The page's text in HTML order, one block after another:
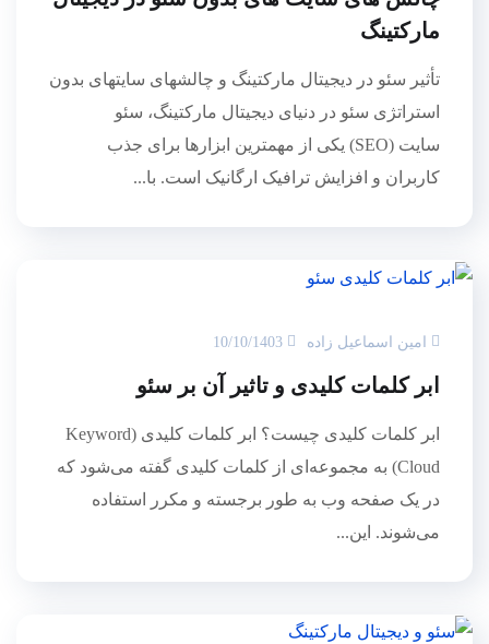
مارکتینگ
تأثیر سئو در دیجیتال مارکتینگ و چالشهای سایتهای بدون
استراتژی سئو در دنیای دیجیتال مارکتینگ، سئو
سایت (SEO) یکی از مهمترین ابزارها برای جذب
کاربران و افزایش ترافیک ارگانیک است. با...
امین اسماعیل زاده 10/10/1403
ابر کلمات کلیدی و تاثیر آن بر سئو
ابر کلمات کلیدی چیست؟ ابر کلمات کلیدی (Keyword
Cloud) به مجموعه‌ای از کلمات کلیدی گفته می‌شود که
در یک صفحه وب به طور برجسته و مکرر استفاده
می‌شوند. این...